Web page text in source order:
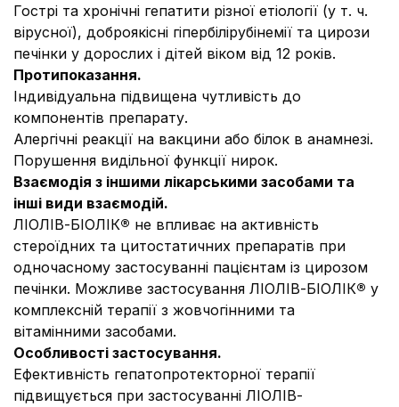
Гострі та хронічні гепатити різної етіології (у т. ч.
вірусної), доброякісні гіпербілірубінемії та цирози
печінки у дорослих і дітей віком від 12 років.
Протипоказання.
Індивідуальна підвищена чутливість до
компонентів препарату.
Алергічні реакції на вакцини або білок в анамнезі.
Порушення видільної функції нирок.
Взаємодія з іншими лікарськими засобами та
інші види взаємодій.
ЛІОЛІВ-БІОЛІК® не впливає на активність
стероїдних та цитостатичних препаратів при
одночасному застосуванні пацієнтам із цирозом
печінки. Можливе застосування ЛІОЛІВ-БІОЛІК® у
комплексній терапії з жовчогінними та
вітамінними засобами.
Особливості застосування.
Ефективність гепатопротекторної терапії
підвищується при застосуванні ЛІОЛІВ-